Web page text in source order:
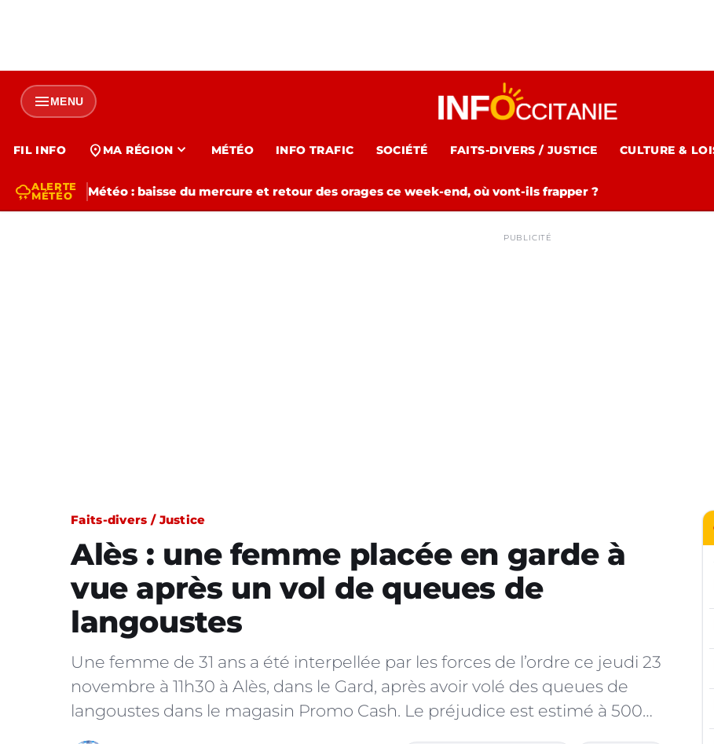
menuMENU
FIL INFO location_on MA RÉGION expand_more MÉTÉO INFO TRAFIC SOCIÉTÉ FAITS-DIVERS / JUSTICE CULTURE &
thunderstormALERTE
MÉTÉO
Météo : baisse du mercure et retour des orages ce week-end, où vont-ils frapper ?
PUBLICITÉ
Faits-divers / Justice
Alès : une femme placée en garde à
vue après un vol de queues de
langoustes
Une femme de 31 ans a été interpellée par les forces de l’ordre ce jeudi 23
novembre à 11h30 à Alès, dans le Gard, après avoir volé des queues de
langoustes dans le magasin Promo Cash. Le préjudice est estimé à 500…